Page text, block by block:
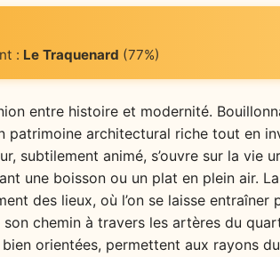
: Le Traquenard (77%)
entre histoire et modernité.
patrimoine architectural riche tout en
subtilement animé, s’ouvre sur la vie
une boisson ou un plat en plein air.
des lieux, où l’on se laisse
chemin à travers les artères du
orientées, permettent aux rayons